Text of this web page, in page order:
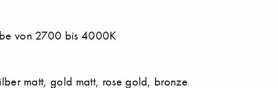
von 2700 bis 4000K
matt, gold matt, rose gold, bronze